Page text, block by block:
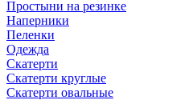
Простыни на резинке
Наперники
Пеленки
Одежда
Скатерти
Скатерти круглые
Скатерти овальные